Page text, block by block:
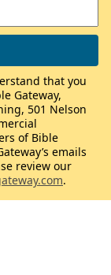
that you
Gateway,
501 Nelson
of Bible
emails
review our
.